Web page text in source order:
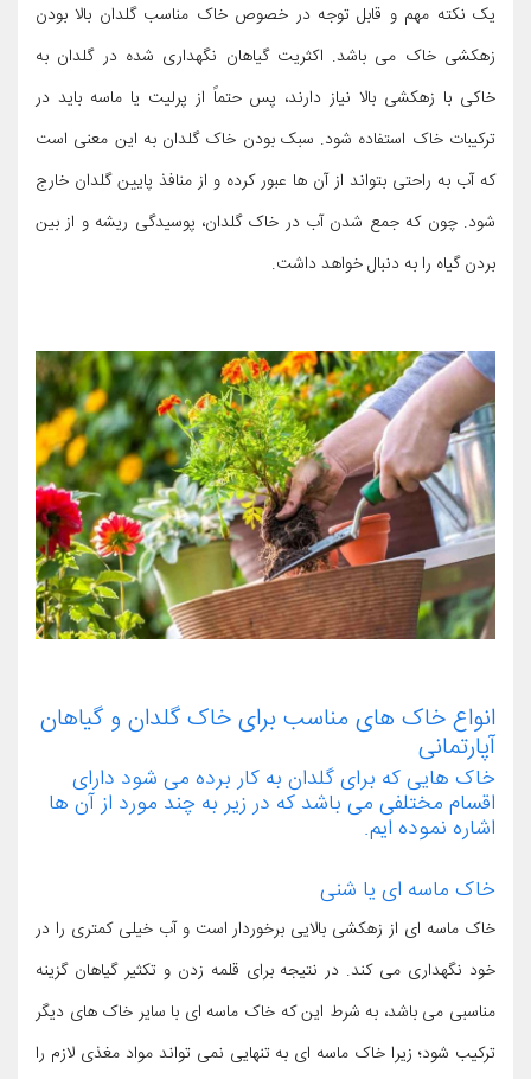
یک نکته مهم و قابل توجه در خصوص خاک مناسب گلدان بالا بودن
زهکشی خاک می باشد. اکثریت گیاهان نگهداری شده در گلدان به
خاکی با زهکشی بالا نیاز دارند، پس حتماً از پرلیت یا ماسه باید در
ترکیبات خاک استفاده شود. سبک بودن خاک گلدان به این معنی است
که آب به راحتی بتواند از آن ها عبور کرده و از منافذ پایین گلدان خارج
شود. چون که جمع شدن آب در خاک گلدان، پوسیدگی ریشه و از بین
بردن گیاه را به دنبال خواهد داشت.
انواع خاک های مناسب برای خاک گلدان و گیاهان
آپارتمانی
خاک هایی که برای گلدان به کار برده می شود دارای
اقسام مختلفی می باشد که در زیر به چند مورد از آن ها
اشاره نموده ایم.
خاک ماسه ای یا شنی
خاک ماسه ای از زهکشی بالایی برخوردار است و آب خیلی کمتری را در
خود نگهداری می کند. در نتیجه برای قلمه زدن و تکثیر گیاهان گزینه
مناسبی می باشد، به شرط این که خاک ماسه ای با سایر خاک های دیگر
ترکیب شود؛ زیرا خاک ماسه ای به تنهایی نمی تواند مواد مغذی لازم را